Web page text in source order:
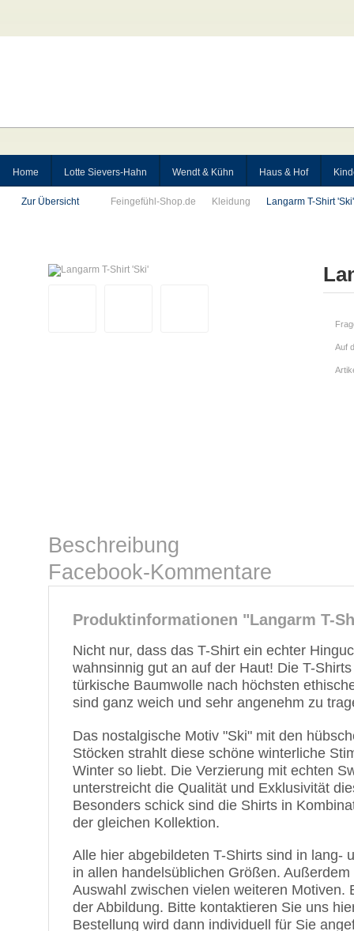
Home Lotte Sievers-Hahn Wendt & Kühn Haus & Hof
Zur Übersicht Feingefühl-Shop.de Kleidung Langarm T-Shirt 'Ski'
Auf
Beschreibung
Facebook-Kommentare
Produktinformationen "Langarm T-
Nicht nur, dass das T-Shirt ein echter
wahnsinnig gut an auf der Haut! Die T-
türkische Baumwolle nach höchsten
sind ganz weich und sehr angenehm zu
Das nostalgische Motiv "Ski" mit den
Stöcken strahlt diese schöne winterliche
Winter so liebt. Die Verzierung mit echten
unterstreicht die Qualität und Exklusivität
Besonders schick sind die Shirts in
der gleichen Kollektion.
Alle hier abgebildeten T-Shirts sind in lang-
in allen handelsüblichen Größen.
Auswahl zwischen vielen weiteren Motiven.
der Abbildung. Bitte kontaktieren Sie uns
Bestellung wird dann individuell für Sie